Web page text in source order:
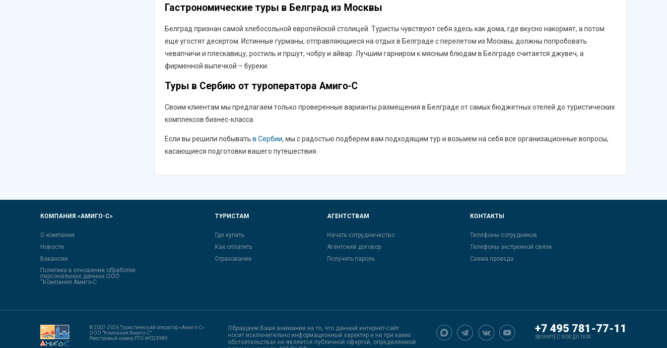
Гастрономические туры в Белград из Москвы
Белград признан самой хлебосольной европейской столицей. Туристы чувствуют себя здесь как дома, где вкусно накормят, а потом
еще угостят десертом. Истинные гурманы, отправляющиеся на отдых в Белграде с перелетом из Москвы, должны попробовать
чевапчичи и плескавицу, ростиль и пршут, чобру и айвар. Лучшим гарниром к мясным блюдам в Белграде считается джувеч, а
фирменной выпечкой – буреки.
Туры в Сербию от туроператора Амиго-С
Своим клиентам мы предлагаем только проверенные варианты размещения в Белграде от самых бюджетных отелей до туристических
комплексов бизнес-класса.
Если вы решили побывать в Сербии, мы с радостью подберем вам подходящим тур и возьмем на себя все организационные вопросы,
касающиеся подготовки вашего путешествия.
КОМПАНИЯ «АМИГО-С»
О компании
Новости
Вакансии
Политика в отношении обработки
персональных данных ООО
“Компания Амиго-С
ТУРИСТАМ
Где купить
Как оплатить
Страхование
АГЕНТСТВАМ
Начать сотрудничество
Агентский договор
Получить пароль
КОНТАКТЫ
Телефоны сотрудников
Телефоны экстренной связи
Схема проезда
© 2007-2026 Туристический оператор «Амиго-С»
ООО "Компания Амиго-С"
Реестровый номер РТО №023989
Обращаем Ваше внимание на то, что данный интернет-сайт
носит исключительно информационный характер и ни при каких
обстоятельствах не является публичной офертой, определяемой
+7 495 781-77-11
ЗВОНИТЕ С 10:00 ДО 19:00